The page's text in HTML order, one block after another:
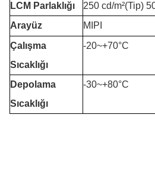
LCM Parlaklığı
250 cd/m²(Tip)
Arayüz
MIPI
Çalışma
Sıcaklığı
-20~+70°C
Depolama
Sıcaklığı
-30~+80°C